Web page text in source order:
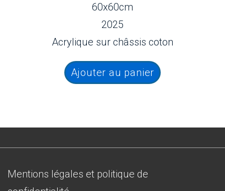
60x60cm
2025
Acrylique sur châssis coton
Ajouter au panier
Menu
Mentions légales et politique de